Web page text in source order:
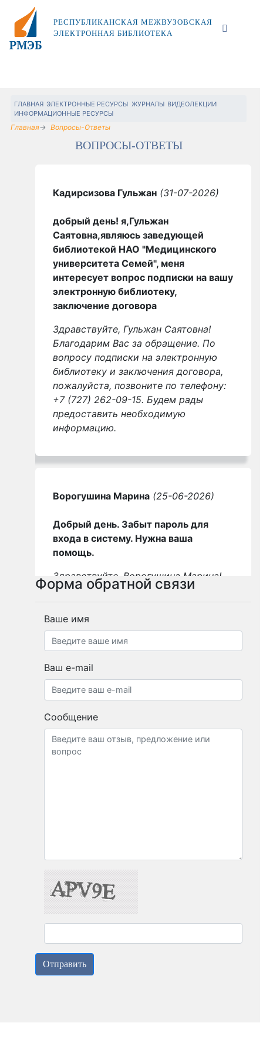
РЕСПУБЛИКАНСКАЯ МЕЖВУЗОВСКАЯ
ЭЛЕКТРОННАЯ БИБЛИОТЕКА
ГЛАВНАЯ ЭЛЕКТРОННЫЕ РЕСУРСЫ ЖУРНАЛЫ ВИДЕОЛЕКЦИИ
ИНФОРМАЦИОННЫЕ РЕСУРСЫ
Главная Вопросы-Ответы
ВОПРОСЫ-ОТВЕТЫ
Кадирсизова Гульжан (31-07-2026)
добрый день! я,Гульжан
Саятовна,являюсь заведующей
библиотекой НАО "Медицинского
университета Семей", меня
интересует вопрос подписки на вашу
электронную библиотеку,
заключение договора
Здравствуйте, Гульжан Саятовна!
Благодарим Вас за обращение. По
вопросу подписки на электронную
библиотеку и заключения договора,
пожалуйста, позвоните по телефону:
+7 (727) 262-09-15. Будем рады
предоставить необходимую
информацию.
Ворогушина Марина (25-06-2026)
Добрый день. Забыт пароль для
входа в систему. Нужна ваша
помощь.
Здравствуйте, Ворогушина Марина!
Ваш пароль был отправлен на
корпоративную почту. Пожалуйста,
проверьте входящие письма. При
необходимости вы можете изменить
пароль в личном кабинете, для этого
функция.
Айнагул(25-06-2026)
Здравствуйте! я зарегистрировалась
данной корпоративной почтой, но не
могу войти. На почту не пришло
Форма обратной связи
Ваше имя
Ваш e-mail
Сообщение